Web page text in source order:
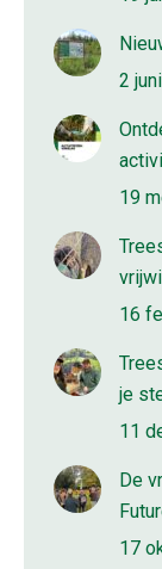
2
19
16
je
11
De
17